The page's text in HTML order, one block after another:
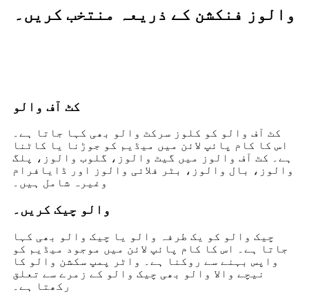
والوز فنکشن کے ذریعہ منتخب کریں۔
کٹ آف والو
کٹ آف والو کو کلوز سرکٹ والو بھی کہا جاتا ہے۔
اس کا کام پائپ لائن میں میڈیم کو جوڑنا یا کاٹنا
ہے۔ کٹ آف والوز میں گیٹ والوز، گلوب والوز، پلگ
والوز، بال والوز، بٹر فلائی والوز اور ڈایافرام
وغیرہ شامل ہیں۔
والو چیک کریں۔
چیک والو کو یک طرفہ والو یا چیک والو بھی کہا
جاتا ہے۔ اس کا کام پائپ لائن میں موجود میڈیم کو
واپس بہنے سے روکنا ہے۔ واٹر پمپ سکشن والو کا
نیچے والا والو بھی چیک والو کے زمرے سے تعلق
رکھتا ہے۔